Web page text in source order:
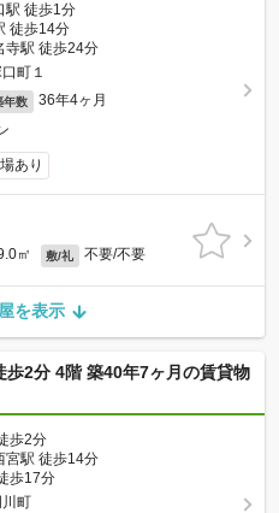
駅 徒歩1分
徒歩14分
寺駅 徒歩24分
町１
年数 36年4ヶ月
あり
㎡ 敷/礼 不要/不要
を表示
歩2分 4階 築40年7ヶ月の賃貸物
歩2分
宮駅 徒歩14分
歩17分
町